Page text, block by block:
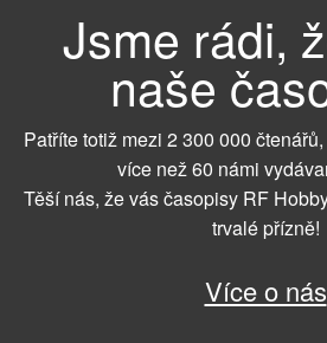
Jsme rádi,
naše
Patříte totiž mezi 2 300 000
více než 60 námi
Těší nás, že vás časopisy RF
trvalé přízně!
Více o nás